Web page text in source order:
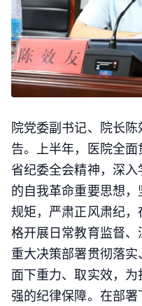
院党委副书记、院长
告。上半年，医院全面
省纪委全会精神，深
的自我革命重要思想
规矩，严肃正风肃纪
格开展日常教育监督
重大决策部署贯彻落
面下重力、取实效，
强的纪律保障。在部署